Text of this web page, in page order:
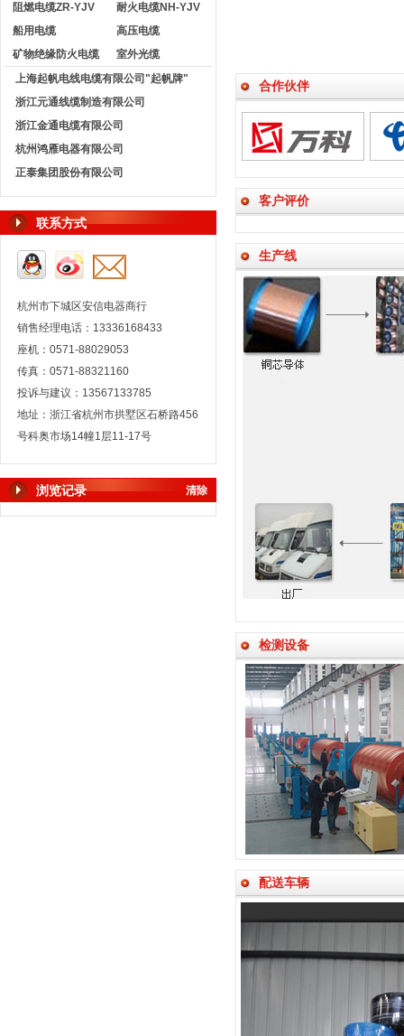
阻燃电缆ZR-YJV
耐火电缆NH-YJV
船用电缆
高压电缆
矿物绝缘防火电缆
室外光缆
上海起帆电线电缆有限公司"起帆牌"
浙江元通线缆制造有限公司
浙江金通电缆有限公司
杭州鸿雁电器有限公司
正泰集团股份有限公司
联系方式
杭州市下城区安信电器商行
销售经理电话：13336168433
座机：0571-88029053
传真：0571-88321160
投诉与建议：13567133785
地址：浙江省杭州市拱墅区石桥路456
号科奥市场14幢1层11-17号
浏览记录 清除
合作伙伴
客户评价
生产线
检测设备
配送车辆